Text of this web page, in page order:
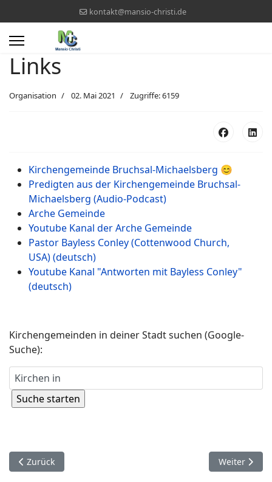
kontakt@mansio-christi.de
Links
Organisation 02. Mai 2021 Zugriffe: 6159
Kirchengemeinde Bruchsal-Michaelsberg 😊
Predigten aus der Kirchengemeinde Bruchsal-
Michaelsberg (Audio-Podcast)
Arche Gemeinde
Youtube Kanal der Arche Gemeinde
Pastor Bayless Conley (Cottenwood Church,
USA) (deutsch)
Youtube Kanal "Antworten mit Bayless Conley"
(deutsch)
Kirchengemeinden in deiner Stadt suchen (Google-
Suche):
Vorheriger Beitrag: Jahreslosung für 2025
Zurück Nächster
Weiter